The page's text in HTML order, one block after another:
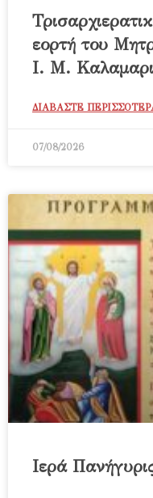
εορτή του
Ι. Μ.
ΔΙΑΒΑΣΤΕ
07/08/2026
Ιερά